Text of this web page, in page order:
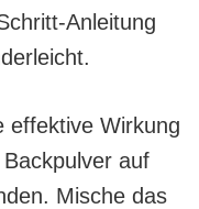
Anleitung
effektive Wirkung
auf
Mische das